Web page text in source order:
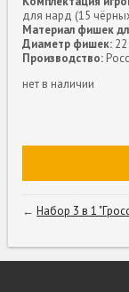
для нард (15
Материал фишек
Диаметр фишек:
Производство:
нет в наличии
←Набор 3 в 1